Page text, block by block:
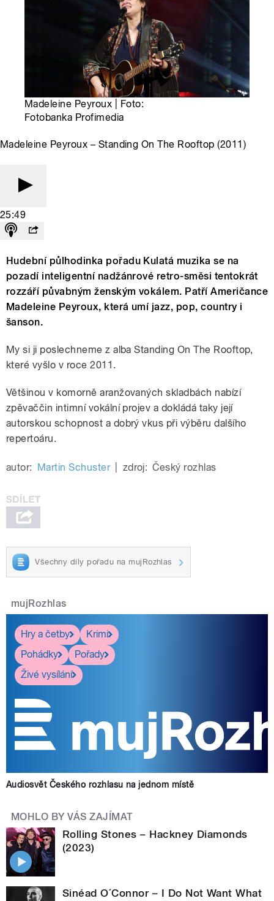
Madeleine Peyroux | Foto:
Fotobanka Profimedia
Madeleine Peyroux – Standing On The Rooftop (2011)
25:49
Hudební půlhodinka pořadu Kulatá muzika se na
pozadí inteligentní nadžánrové retro-směsi tentokrát
rozzáří půvabným ženským vokálem. Patří Američance
Madeleine Peyroux, která umí jazz, pop, country i
šanson.
My si ji poslechneme z alba Standing On The Rooftop,
které vyšlo v roce 2011.
Většinou v komorně aranžovaných skladbách nabízí
zpěvaččin intimní vokální projev a dokládá taky její
autorskou schopnost a dobrý vkus při výběru dalšího
repertoáru.
autor: Martin Schuster zdroj: Český rozhlas
Všechny díly pořadu na mujRozhlas
mujRozhlas
Hry a četby
Krimi
Pohádky
Pořady
Živé vysílání
Audiosvět Českého rozhlasu na jednom místě
MOHLO BY VÁS ZAJÍMAT
Rolling Stones – Hackney Diamonds
(2023)
Sinéad O´Connor – I Do Not Want What